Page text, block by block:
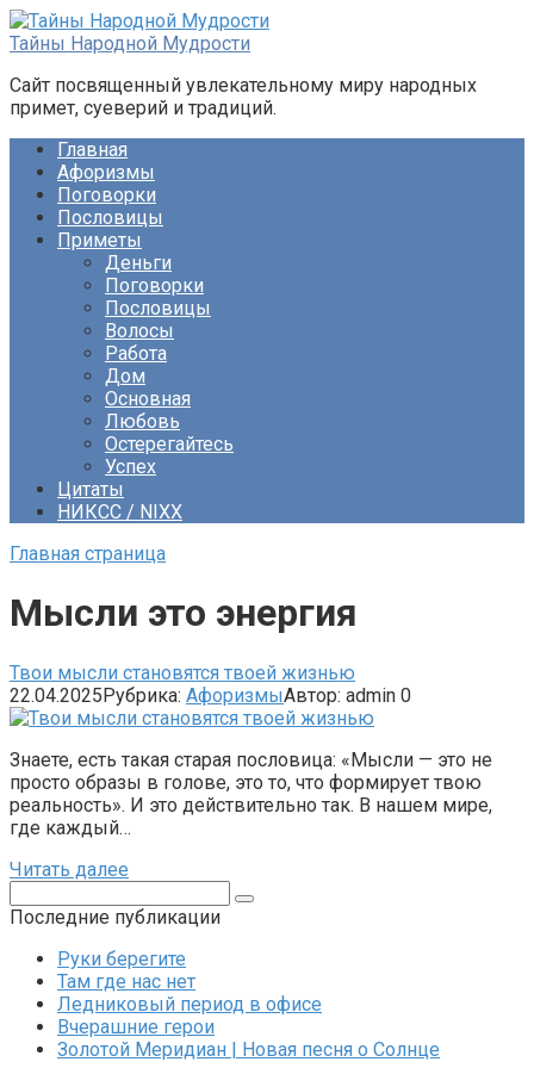
Перейти
к
Тайны Народной Мудрости
Сайт посвященный увлекательному миру народных
примет, суеверий и традиций.
Главная
Афоризмы
Поговорки
Пословицы
Приметы
Деньги
Поговорки
Пословицы
Волосы
Работа
Дом
Основная
Любовь
Остерегайтесь
Успех
Цитаты
НИКСС / NIXX
Главная страница
Мысли это энергия
Твои мысли становятся твоей жизнью
22.04.2025Рубрика: АфоризмыАвтор: admin 0
Знаете, есть такая старая пословица: «Мысли — это не
просто образы в голове, это то, что формирует твою
реальность». И это действительно так. В нашем мире,
где каждый…
Читать далее
Последние публикации
Руки берегите
Там где нас нет
Ледниковый период в офисе
Вчерашние герои
Золотой Меридиан | Новая песня о Солнце